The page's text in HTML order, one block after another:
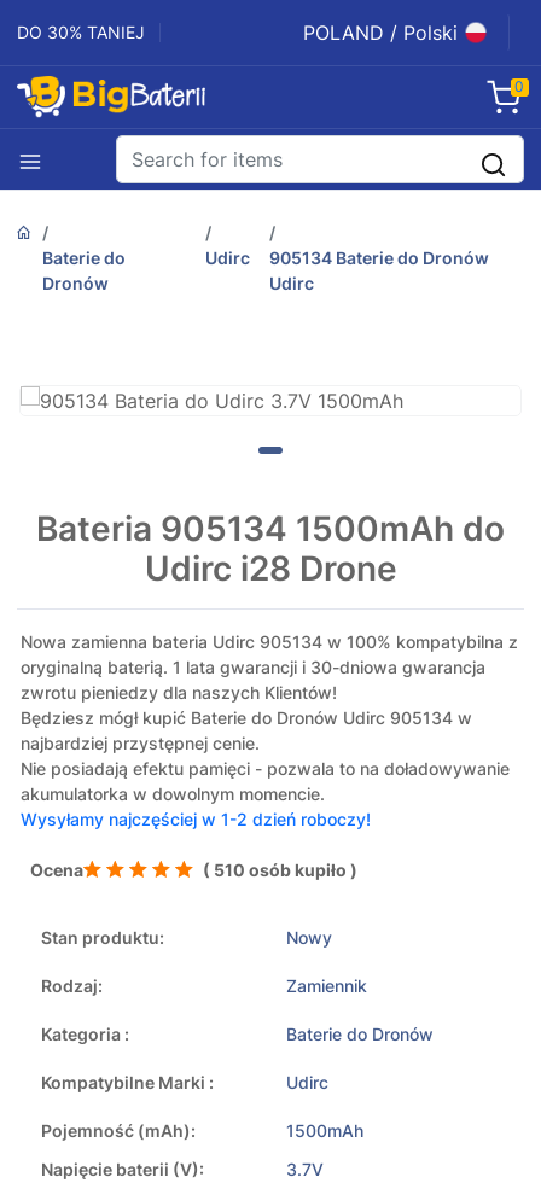
DO 30% TANIEJ POLAND / Polski
0
Baterie do
Dronów
Udirc
905134 Baterie do Dronów
Udirc
Bateria 905134 1500mAh do
Udirc i28 Drone
Nowa zamienna bateria Udirc 905134 w 100% kompatybilna z
oryginalną baterią. 1 lata gwarancji i 30-dniowa gwarancja
zwrotu pieniedzy dla naszych Klientów!
Będziesz mógł kupić Baterie do Dronów Udirc 905134 w
najbardziej przystępnej cenie.
Nie posiadają efektu pamięci - pozwala to na doładowywanie
akumulatorka w dowolnym momencie.
Wysyłamy najczęściej w 1-2 dzień roboczy!
Ocena ( 510 osób kupiło )
Stan produktu: Nowy
Rodzaj: Zamiennik
Kategoria : Baterie do Dronów
Kompatybilne Marki : Udirc
Pojemność (mAh):
1500mAh
Napięcie baterii (V):
3.7V